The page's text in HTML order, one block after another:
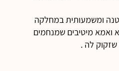
ומשמעותית במחלקה
ואמא מיטיבים שמנחמים
שזקוק לה .